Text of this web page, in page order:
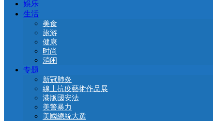
娛乐
生活
美食
旅游
健康
时尚
消闲
专题
新冠肺炎
線上抗疫藝術作品展
港版國安法
美警暴力
美國總統大選